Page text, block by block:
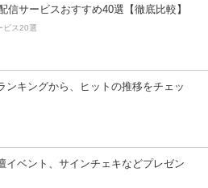
信サービスおすすめ40選【徹底比較】
ビス20選
ンキングから、ヒットの推移をチェッ
イベント、サインチェキなどプレゼン